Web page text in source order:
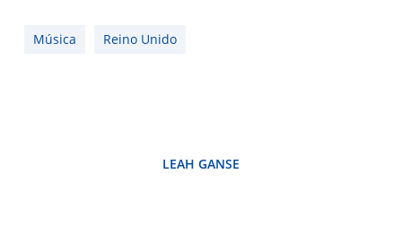
Música Reino Unido
LEAH GANSE